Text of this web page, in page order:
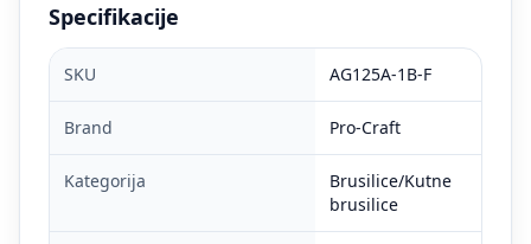
Specifikacije
SKU AG125A-1B-F
Brand Pro-Craft
Kategorija
Brusilice/Kutne
brusilice